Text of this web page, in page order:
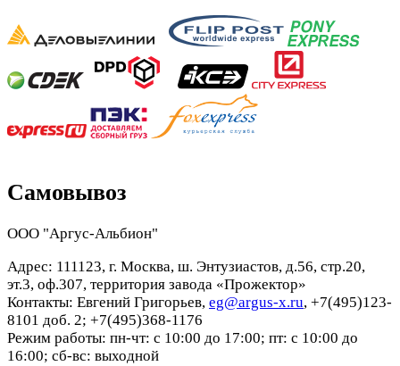
Самовывоз
ООО "Аргус-Альбион"
Адрес: 111123, г. Москва, ш. Энтузиастов, д.56, стр.20,
эт.3, оф.307, территория завода «Прожектор»
Контакты: Евгений Григорьев, eg@argus-x.ru, +7(495)123-
8101 доб. 2; +7(495)368-1176
Режим работы: пн-чт: с 10:00 до 17:00; пт: с 10:00 до
16:00; сб-вс: выходной